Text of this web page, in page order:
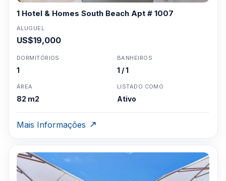
1 Hotel & Homes South Beach Apt # 1007
ALUGUEL
US$19,000
DORMITÓRIOS
1
BANHEIROS
1 / 1
ÁREA
82 m2
LISTADO COMO
Ativo
Mais Informações